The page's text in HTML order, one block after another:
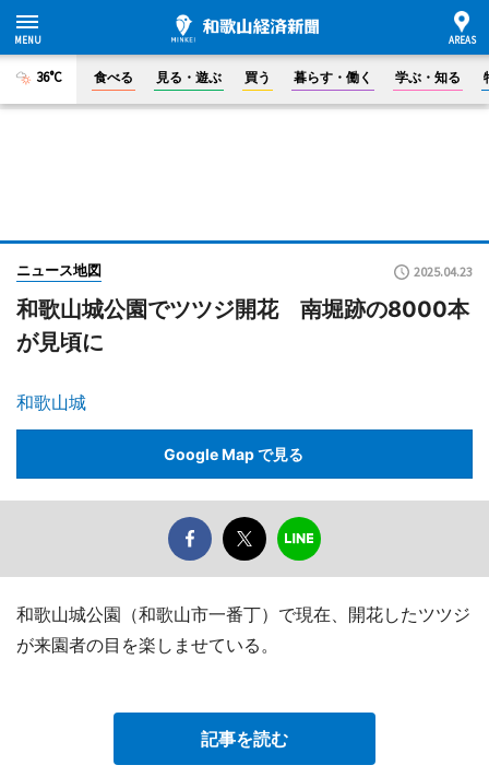
36°C 食べる 見る・遊ぶ 買う 暮らす・働く 学ぶ・知る
ニュース地図 2025.04.23
和歌山城公園でツツジ開花 南堀跡の8000本
が見頃に
和歌山城
Google Map で見る
和歌山城公園（和歌山市一番丁）で現在、開花したツツジ
が来園者の目を楽しませている。
記事を読む